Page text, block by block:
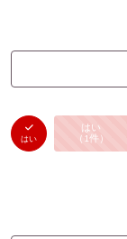
はい
はい
（ 1件）